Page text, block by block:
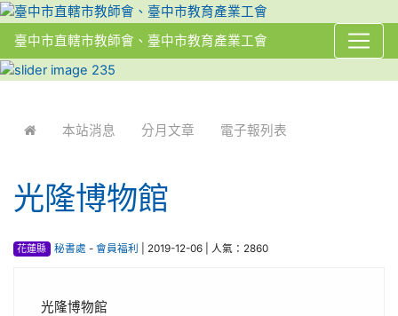
臺中市直轄市教師會、臺中市教育產業工會
本站消息 分月文章 電子報列表
光隆博物館
花蓮縣 秘書處 - 會員福利 | 2019-12-06 | 人氣：2860
光隆博物館